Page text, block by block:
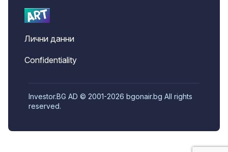
Лични данни
Confidentiality
Investor.BG AD © 2001-2026 bgonair.bg All rights
reserved.